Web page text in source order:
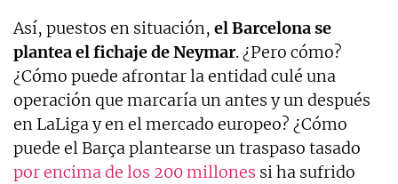
Así, puestos en situación, el Barcelona se
plantea el fichaje de Neymar. ¿Pero cómo?
¿Cómo puede afrontar la entidad culé una
operación que marcaría un antes y un después
en LaLiga y en el mercado europeo? ¿Cómo
puede el Barça plantearse un traspaso tasado
por encima de los 200 millones si ha sufrido